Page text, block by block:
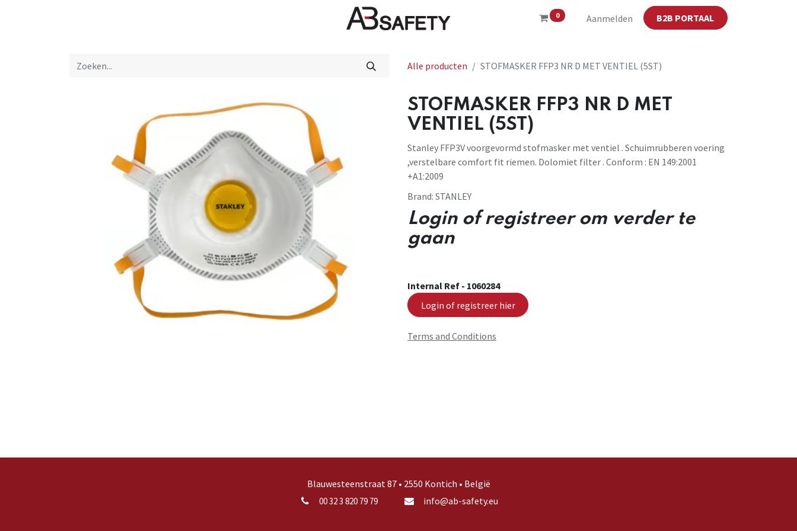
0 Aanmelden B2B PORTAAL
Winkel CE
Alle producten STOFMASKER FFP3 NR D MET VENTIEL (5ST)
STOFMASKER FFP3 NR D MET
VENTIEL (5ST)
Stanley FFP3V voorgevormd stofmasker met ventiel . Schuimrubberen voering
,verstelbare comfort fit riemen. Dolomiet filter . Conform : EN 149:2001
+A1:2009
Brand: STANLEY
Login of registreer om verder te
gaan
Internal Ref - 1060284
Login of registreer hier
Terms and Conditions
Blauwesteenstraat 87 • 2550 Kontich • België
00 32 3 820 79 79 info@ab-safety.eu